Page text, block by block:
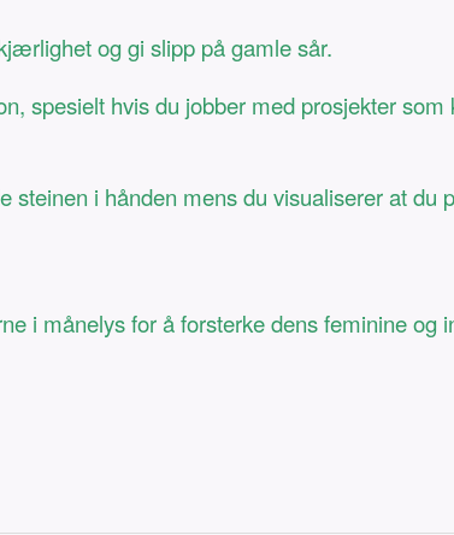
og gi slipp på gamle sår.
spesielt hvis du jobber med prosjekter som
i hånden mens du visualiserer at du
i månelys for å forsterke dens feminine og